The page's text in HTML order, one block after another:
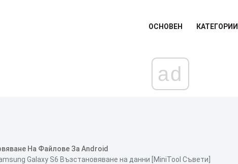
ОСНОВЕН КАТЕГОРИИ
ad
На Файлове За Android
Galaxy S6 Възстановяване на данни [MiniTool Съвети]